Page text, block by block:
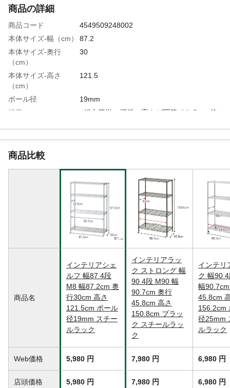
商品の詳細
商品コード
4549509248002
本体サイズ-幅（cm）
87.2
本体サイズ-奥行
（cm）
30
本体サイズ-高さ
（cm）
121.5
ポール径
19mm
特徴
●組立簡単。棚板の高さが調節できる。●使
組立方法
うご注意ください。●平らな場所で作業して
ください。●組み立て手順をよく読んでから
組み立ててください。●ケガ等を防ぐため手
袋をはめて行ってください。
●本体/金属(スチール) ●スリーブ/ABS樹
脂 ●アジャスター/ポリプロピレン、金属
本体/めっき(クロム)
●棚板1枚当たり:75kg(別売りキャスター使
用時50kg) ●総耐荷重:300kg(別売りキャス
ター使用時100kg)
棚板枚数
4枚
組立目安時間（分）
20
台湾
商品比較
商品名
インテリアシェ
ルフ 幅87 4段
M8 幅87.2cm 奥
行30cm 高さ
121.5cm ポール
径19mm スチー
ルラック
インテリアラッ
ク ストロング 幅
90 4段 M90 幅
90.7cm 奥行
45.8cm 高さ
150.8cm ブラッ
ク スチールラッ
ク
インテリ
ク 幅90
幅
45.8cm
156.2cm
径25mm
ルラック
Web価格 5,980 円 7,980 円 6,980 円
店頭価格 5,980 円 7,980 円 6,980 円